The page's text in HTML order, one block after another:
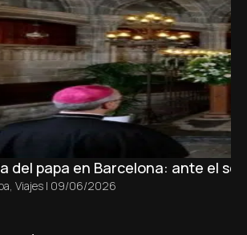
del papa en Barcelona: ante el
, Viajes | 09/06/2026